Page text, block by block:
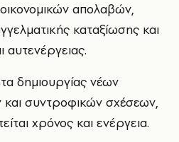
απολαβών,
καταξίωσης και
αυτενέργειας.
δημιουργίας νέων
και συντροφικών σχέσεων,
χρόνος και ενέργεια.